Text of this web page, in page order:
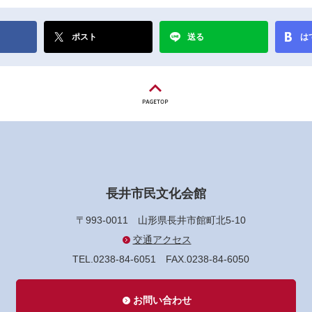
ポスト 送る は
長井市民文化会館
〒993-0011 山形県長井市館町北5-10
交通アクセス
TEL.0238-84-6051 FAX.0238-84-6050
お問い合わせ